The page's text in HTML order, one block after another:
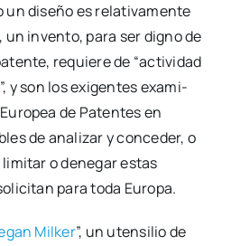
un dise­ño es rela­ti­va­men­te
inven­to, para ser digno de
requie­re de “acti­vi­dad
y son los exi­gen­tes exa­mi­
de Paten­tes en
de ana­li­zar y con­ce­der, o
o dene­gar estas
para toda Euro­pa.
Mil­ker”, un uten­si­lio de